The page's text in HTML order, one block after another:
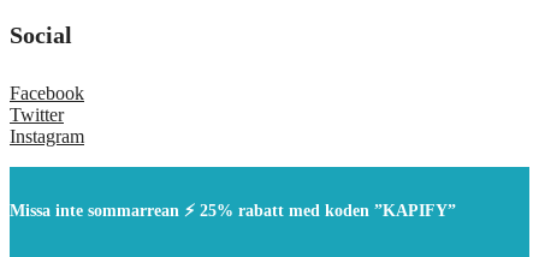
Social
Facebook
Twitter
Instagram
Missa inte sommarrean ⚡ 25% rabatt med koden ”KAPIFY”